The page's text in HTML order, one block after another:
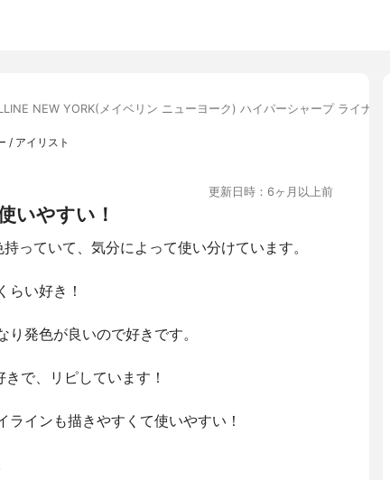
NEW YORK(メイベリン ニューヨーク) ハイパーシャープ ライナー R
/ アイリスト
更新日時：6ヶ月以上前
いやすい！
っていて、気分によって使い分けています。
らい好き！
発色が良いので好きです。
で、リピしています！
インも描きやすくて使いやすい！